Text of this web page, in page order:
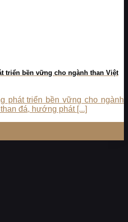
triển bền vững cho ngành than Việt
phát triển bền vững cho ngành
đá, hướng phát [...]